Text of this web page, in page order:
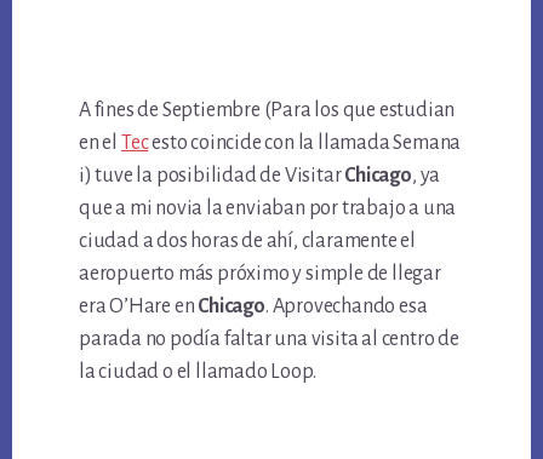
A fines de Septiembre (Para los que estudian
en el
Tecesto coincide con la llamada Semana
i) tuve la posibilidad de VisitarChicago, ya
que a mi novia la enviaban por trabajo a una
ciudad a dos horas de ahí, claramente el
aeropuerto más próximo y simple de llegar
era O’Hare en Chicago. Aprovechando esa
parada no podía faltar una visita al centro de
la ciudad o el llamado Loop.